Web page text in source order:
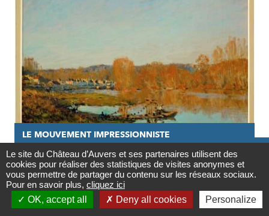
Contact

Newsletter
LE MOUVEMENT IMPRESSIONNISTE
27/05/2020
Si méconnu Alfred Sisley
Le site du Château d’Auvers et ses partenaires utilisent des
cookies pour réaliser des statistiques de visites anonymes et
vous permettre de partager du contenu sur les réseaux sociaux.
Pour en savoir plus, cliquez ici
OK, accept all
Deny all cookies Personalize